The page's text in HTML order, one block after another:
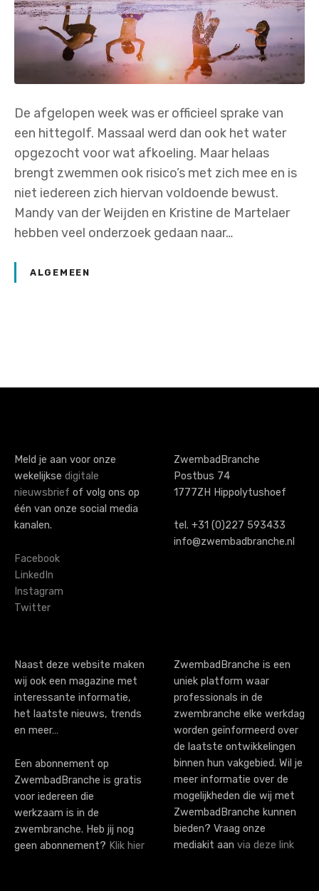
De afgelopen week was er officieel sprake van
een hittegolf. Massaal werd dan ook het water
opgezocht voor wat afkoeling. Maar helaas
brengt zwemmen ook risico’s met zich mee en is
niet iedereen zich hiervan voldoende bewust.
Mandy van der Weijden en Kristine de Martelaer
hebben veel onderzoek gedaan naar…
ALGEMEEN
o
s
n
a
i
g
a
i
o
n
Meld je aan voor onze
wekelijkse digitale
nieuwsbrief of volg ons op
één van onze social media
kanalen.
Facebook
LinkedIn
Instagram
Twitter
ZwembadBranche
Postbus 74
1777ZH Hippolytushoef
tel. +31 (0)227 593433
info@zwembadbranche.nl
Naast deze website maken
wij ook een magazine met
interessante informatie,
het laatste nieuws, trends
en meer…
Een abonnement op
ZwembadBranche is gratis
voor iedereen die
werkzaam is in de
zwembranche. Heb jij nog
geen abonnement? Klik hier
ZwembadBranche is een
uniek platform waar
professionals in de
zwembranche elke werkdag
worden geïnformeerd over
de laatste ontwikkelingen
binnen hun vakgebied. Wil je
meer informatie over de
mogelijkheden die wij met
ZwembadBranche kunnen
bieden? Vraag onze
mediakit aan via deze link